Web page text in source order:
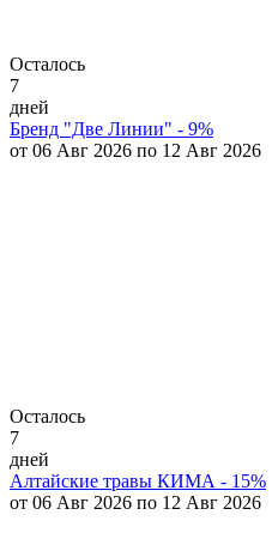
Осталось
7
дней
Бренд "Две Линии" - 9%
от 06 Авг 2026 по 12 Авг 2026
Осталось
7
дней
Алтайские травы КИМА - 15%
от 06 Авг 2026 по 12 Авг 2026